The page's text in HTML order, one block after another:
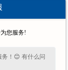
您服务!
！😊 有什么问